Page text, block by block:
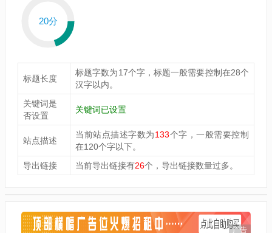
20分
标题长度
标题字数为17个字，标题一般需要控制在28个
汉字以内。
关键词是
否设置
关键词已设置
站点描述
当前站点描述字数为133个字，一般需要控制
在120个字以下。
导出链接
当前导出链接有26个，导出链接数量过多。